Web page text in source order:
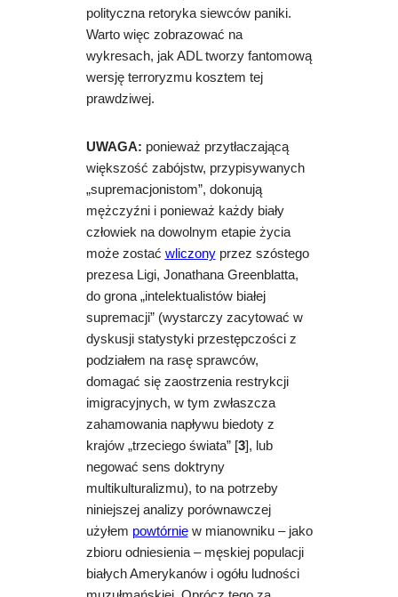
polityczna retoryka siewców paniki.
Warto więc zobrazować na
wykresach, jak ADL tworzy fantomową
wersję terroryzmu kosztem tej
prawdziwej.
UWAGA: ponieważ przytłaczającą
większość zabójstw, przypisywanych
„supremacjonistom”, dokonują
mężczyźni i ponieważ każdy biały
człowiek na dowolnym etapie życia
może zostać wliczonyprzez szóstego
prezesa Ligi, Jonathana Greenblatta,
do grona „intelektualistów białej
supremacji” (wystarczy zacytować w
dyskusji statystyki przestępczości z
podziałem na rasę sprawców,
domagać się zaostrzenia restrykcji
imigracyjnych, w tym zwłaszcza
zahamowania napływu biedoty z
krajów „trzeciego świata” [3], lub
negować sens doktryny
multikulturalizmu), to na potrzeby
niniejszej analizy porównawczej
użyłem powtórniew mianowniku – jako
zbioru odniesienia – męskiej populacji
białych Amerykanów i ogółu ludności